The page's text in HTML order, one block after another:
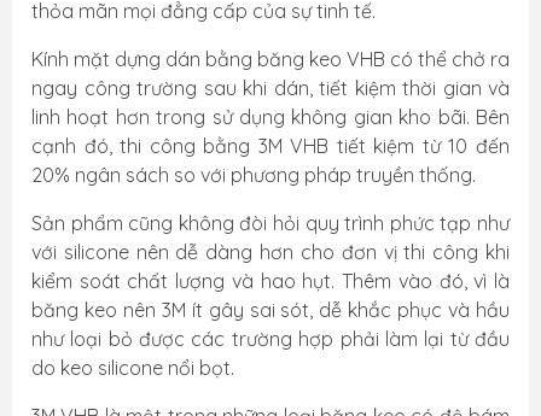
thỏa mãn mọi đẳng cấp của sự tinh tế.
Kính mặt dựng dán bằng băng keo VHB có thể chở ra
ngay công trường sau khi dán, tiết kiệm thời gian và
linh hoạt hơn trong sử dụng không gian kho bãi. Bên
cạnh đó, thi công bằng 3M VHB tiết kiệm từ 10 đến
20% ngân sách so với phương pháp truyền thống.
Sản phẩm cũng không đòi hỏi quy trình phức tạp như
với silicone nên dễ dàng hơn cho đơn vị thi công khi
kiểm soát chất lượng và hao hụt. Thêm vào đó, vì là
băng keo nên 3M ít gây sai sót, dễ khắc phục và hầu
như loại bỏ được các trường hợp phải làm lại từ đầu
do keo silicone nổi bọt.